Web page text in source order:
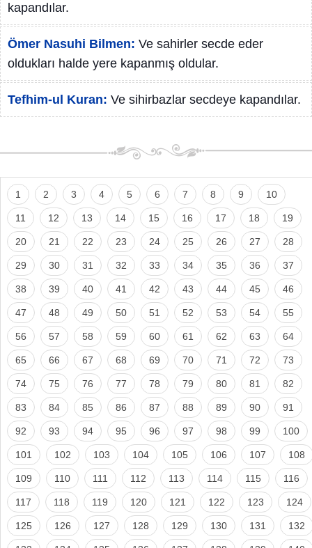
kapandılar.
Ömer Nasuhi Bilmen: Ve sahirler secde eder
oldukları halde yere kapanmış oldular.
Tefhim-ul Kuran: Ve sihirbazlar secdeye kapandılar.
1 2 3 4 5 6 7 8 9 10
11 12 13 14 15 16 17 18 19
20 21 22 23 24 25 26 27 28
29 30 31 32 33 34 35 36 37
38 39 40 41 42 43 44 45 46
47 48 49 50 51 52 53 54 55
56 57 58 59 60 61 62 63 64
65 66 67 68 69 70 71 72 73
74 75 76 77 78 79 80 81 82
83 84 85 86 87 88 89 90 91
92 93 94 95 96 97 98 99 100
101 102 103 104 105 106 107 108
109 110 111 112 113 114 115 116
117 118 119 120 121 122 123 124
125 126 127 128 129 130 131 132